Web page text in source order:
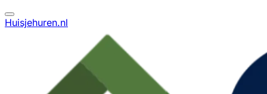
Huisjehuren.nl